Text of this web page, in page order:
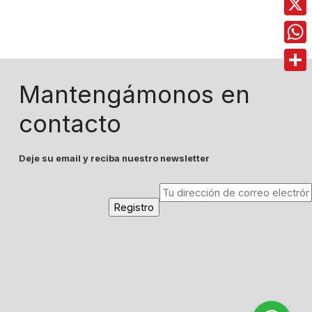
Mantengámonos en
contacto
Deje su email y reciba nuestro newsletter
X